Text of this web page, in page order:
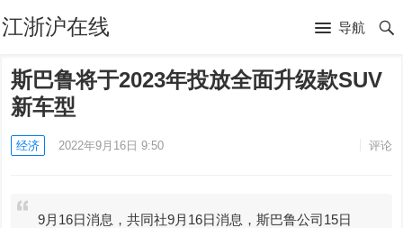
江浙沪在线 导航
斯巴鲁将于2023年投放全面升级款SUV
新车型
经济 2022年9月16日 9:50 评论
9月16日消息，共同社9月16日消息，斯巴鲁公司15日